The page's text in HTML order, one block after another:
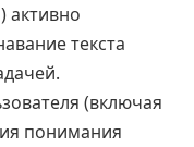
активно
текста
(включая
понимания